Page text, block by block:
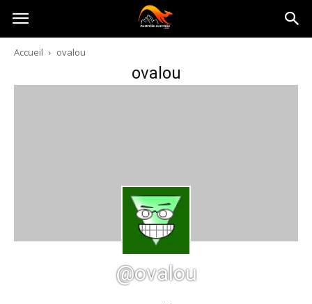
Australia-
australie.com
Accueil ovalou
ovalou
@ovalou